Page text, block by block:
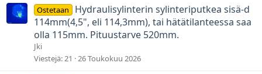
Ostetaan
Hydraulisylinterin sylinteriputkea sisä-d
114mm(4,5", eli 114,3mm), tai hätätilanteessa saa
olla 115mm. Pituustarve 520mm.
Jki
Viestejä 21 26 Toukokuu 2026